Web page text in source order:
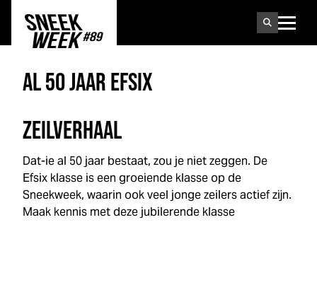
AL 50 JAAR EFSIX
ZEILVERHAAL
Dat-ie al 50 jaar bestaat, zou je niet zeggen. De
Efsix klasse is een groeiende klasse op de
Sneekweek, waarin ook veel jonge zeilers actief zijn.
Maak kennis met deze jubilerende klasse